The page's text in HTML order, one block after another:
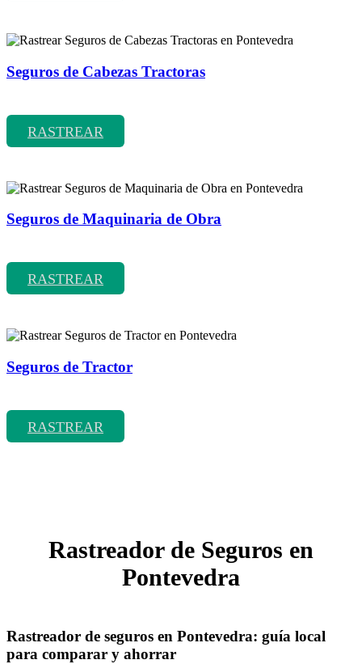
Seguros de Cabezas Tractoras
RASTREAR
Seguros de Maquinaria de Obra
RASTREAR
Seguros de Tractor
RASTREAR
Rastreador de Seguros en
Pontevedra
Rastreador de seguros en Pontevedra: guía local
para comparar y ahorrar